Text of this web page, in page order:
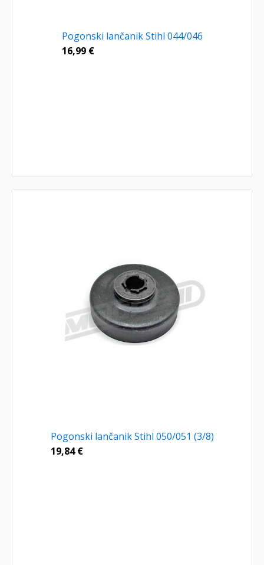
Pogonski lančanik Stihl 044/046
16,99 €
Pogonski lančanik Stihl 050/051 (3/8)
19,84€